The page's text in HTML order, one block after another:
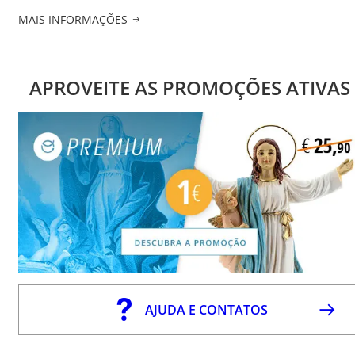
MAIS INFORMAÇÕES
APROVEITE AS PROMOÇÕES ATIVAS
AJUDA E CONTATOS